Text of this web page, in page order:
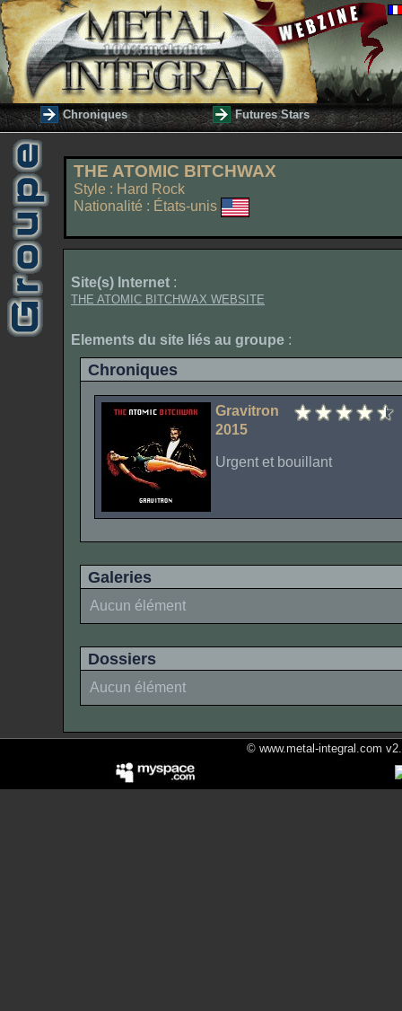
Chroniques Futures Stars
THE ATOMIC BITCHWAX
Style : Hard Rock
Nationalité : États-unis
Site(s) Internet :
THE ATOMIC BITCHWAX WEBSITE
Elements du site liés au groupe :
Chroniques
Gravitron
2015
Urgent et bouillant
Galeries
Aucun élément
Dossiers
Aucun élément
© www.metal-integral.com